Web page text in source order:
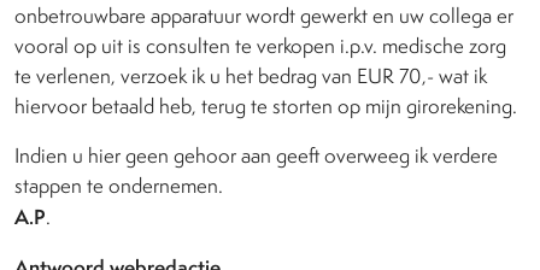
onbetrouwbare apparatuur wordt gewerkt en uw collega er
vooral op uit is consulten te verkopen i.p.v. medische zorg
te verlenen, verzoek ik u het bedrag van EUR 70,- wat ik
hiervoor betaald heb, terug te storten op mijn girorekening.
Indien u hier geen gehoor aan geeft overweeg ik verdere
stappen te ondernemen.
A.P.